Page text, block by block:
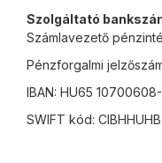
Szolgáltató
Számlavezető
Pénzforgalmi
IBAN: HU65
SWIFT kód: CIBHHUHB